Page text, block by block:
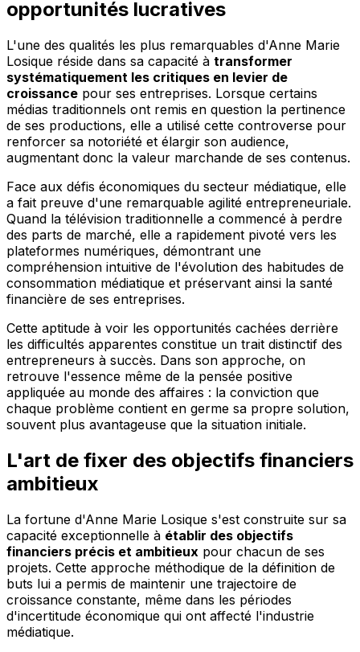
opportunités lucratives
L'une des qualités les plus remarquables d'Anne Marie
Losique réside dans sa capacité à transformer
systématiquement les critiques en levier de
croissance pour ses entreprises. Lorsque certains
médias traditionnels ont remis en question la pertinence
de ses productions, elle a utilisé cette controverse pour
renforcer sa notoriété et élargir son audience,
augmentant donc la valeur marchande de ses contenus.
Face aux défis économiques du secteur médiatique, elle
a fait preuve d'une remarquable agilité entrepreneuriale.
Quand la télévision traditionnelle a commencé à perdre
des parts de marché, elle a rapidement pivoté vers les
plateformes numériques, démontrant une
compréhension intuitive de l'évolution des habitudes de
consommation médiatique et préservant ainsi la santé
financière de ses entreprises.
Cette aptitude à voir les opportunités cachées derrière
les difficultés apparentes constitue un trait distinctif des
entrepreneurs à succès. Dans son approche, on
retrouve l'essence même de la pensée positive
appliquée au monde des affaires : la conviction que
chaque problème contient en germe sa propre solution,
souvent plus avantageuse que la situation initiale.
L'art de fixer des objectifs financiers
ambitieux
La fortune d'Anne Marie Losique s'est construite sur sa
capacité exceptionnelle à établir des objectifs
financiers précis et ambitieux pour chacun de ses
projets. Cette approche méthodique de la définition de
buts lui a permis de maintenir une trajectoire de
croissance constante, même dans les périodes
d'incertitude économique qui ont affecté l'industrie
médiatique.